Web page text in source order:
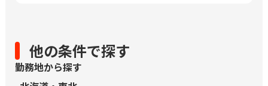
他の条件で探す
勤務地から探す